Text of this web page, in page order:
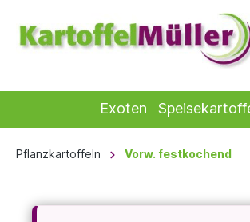
Exoten
Pflanzkartoffeln Vorw. festkochend